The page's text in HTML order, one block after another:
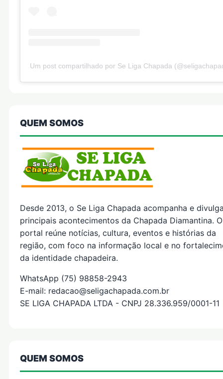
Um post compartilhado por Se Liga Chapada
QUEM SOMOS
Desde 2013, o Se Liga Chapada acompanha e
principais acontecimentos da Chapada Diamantina. O
portal reúne notícias, cultura, eventos e histórias da
região, com foco na informação local e no
da identidade chapadeira.
WhatsApp (75) 98858-2943
E-mail: redacao@seligachapada.com.br
SE LIGA CHAPADA LTDA - CNPJ 28.336.959/0001-11
QUEM SOMOS